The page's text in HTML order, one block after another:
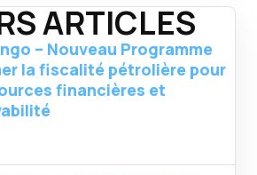
ARTICLES
– Nouveau Programme
la fiscalité pétrolière pour
financières et